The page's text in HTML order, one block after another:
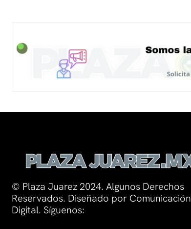
© Plaza Juarez 2024. Algunos Derechos
Reservados. Diseñado por Comunicación
Digital. Síguenos: